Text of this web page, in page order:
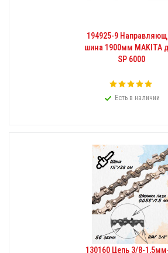
194925-9
шина 1900мм MAKITA
SP 6000
Есть в наличии
130160 Цепь 3/8-